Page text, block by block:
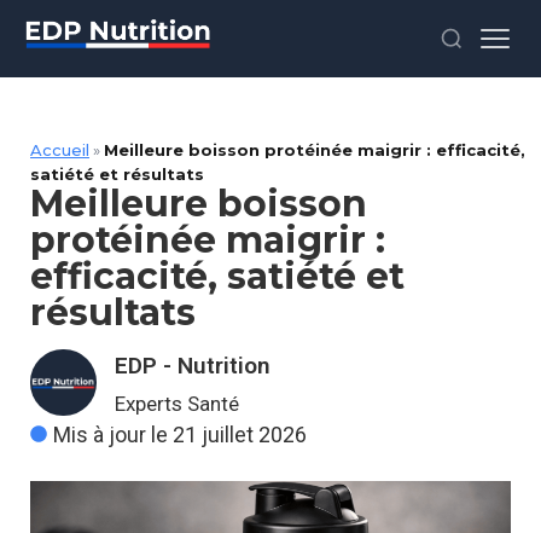
Accueil » Meilleure boisson protéinée maigrir : efficacité,
satiété et résultats
Meilleure boisson
protéinée maigrir :
efficacité, satiété et
résultats
EDP - Nutrition
Experts Santé
Mis à jour le 21 juillet 2026